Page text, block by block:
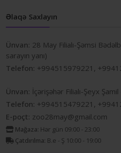
Əlaqə Saxlayın
Ünvan: 28 May Filialı-Şəmsi
sarayın yanı)
Telefon: +994515979221,
Ünvan: İçərişəhər Filialı-Şeyx
Telefon: +994515479221,
E-poçt: zoo28may@gmail.com
Mağaza: Hər gün 09:00 - 23:00
Çatdırılma: B.e - Ş 10:00 - 19:00